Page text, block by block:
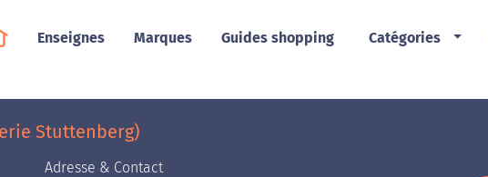
Enseignes Marques Guides shopping Catégories
Stuttenberg)
Adresse & Contact